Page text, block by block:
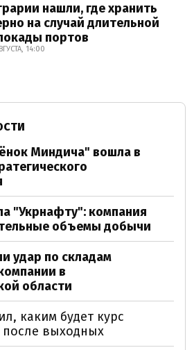
нашли, где хранить
на случай длительной
портов
14:00
Миндича" вошла в
"Укрнафту": компания
объемы добычи
удар по складам
в
области
каким будет курс
выходных